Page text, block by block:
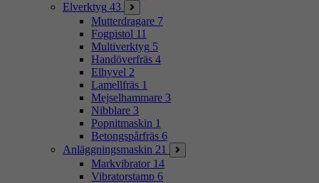
Elverktyg 43
Mutterdragare 7
Fogpistol 11
Multiverktyg 5
Handöverfräs 4
Elhyvel 2
Lamellfräs 1
Mejselhammare 3
Nibblare 3
Popnitmaskin 1
Betongspårfräs 6
Anläggningsmaskin 21
Markvibrator 14
Vibratorstamp 6